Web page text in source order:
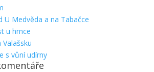
U Medvěda a na Tabačce
u hrnce
s vůní udírny